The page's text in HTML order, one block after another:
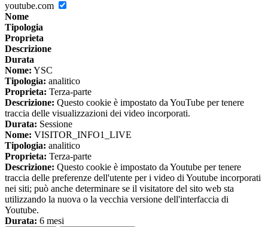
youtube.com
Nome
Tipologia
Proprieta
Descrizione
Durata
Nome: YSC
Tipologia: analitico
Proprieta: Terza-parte
Descrizione: Questo cookie è impostato da YouTube per tenere
traccia delle visualizzazioni dei video incorporati.
Durata: Sessione
Nome: VISITOR_INFO1_LIVE
Tipologia: analitico
Proprieta: Terza-parte
Descrizione: Questo cookie è impostato da Youtube per tenere
traccia delle preferenze dell'utente per i video di Youtube incorporati
nei siti; può anche determinare se il visitatore del sito web sta
utilizzando la nuova o la vecchia versione dell'interfaccia di
Youtube.
Durata: 6 mesi